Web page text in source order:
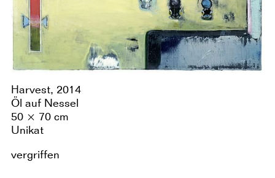
Harvest, 2014
Öl auf Nessel
50 × 70 cm
Unikat
vergriffen